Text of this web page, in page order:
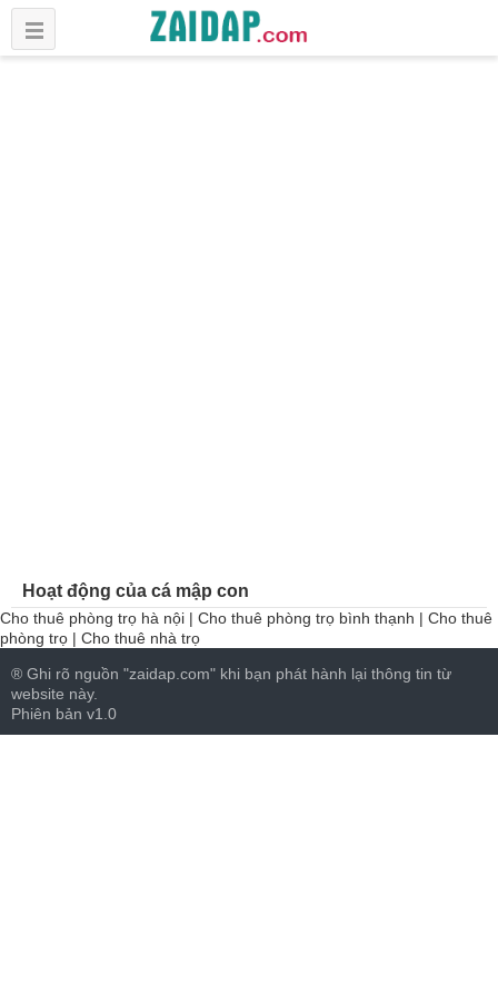
Hoạt động của cá mập con
Cho thuê phòng trọ hà nội | Cho thuê phòng trọ bình thạnh | Cho thuê
phòng trọ | Cho thuê nhà trọ
® Ghi rõ nguồn "zaidap.com" khi bạn phát hành lại thông tin từ
website này.
Phiên bản v1.0